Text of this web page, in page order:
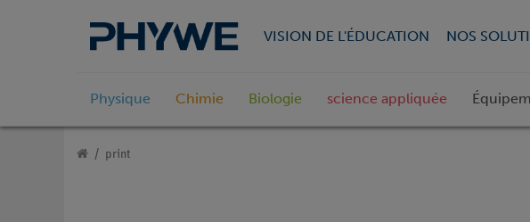
VISION DE L'ÉDUCATION NOS
Physique Chimie Biologie science appliquée
print